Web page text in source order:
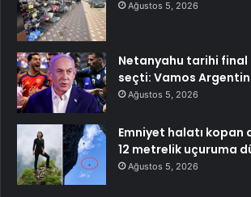
Ağustos 5, 2026
Netanyahu tarihi final
seçti: Vamos
Ağustos 5, 2026
Emniyet halatı kopan
12 metrelik uçuruma
Ağustos 5, 2026